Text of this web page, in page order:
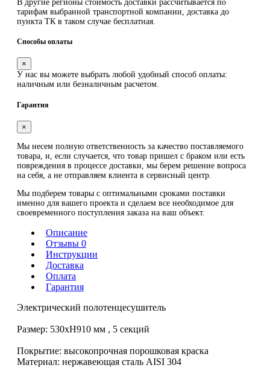
В другие регионы стоимость доставки рассчитывается по
тарифам выбранной транспортной компании, доставка до
пункта ТК в таком случае бесплатная
Способы оплаты
×
У нас вы можете выбрать любой удобный способ оплаты:
наличным или безналичным расчетом.
Гарантия
×
Мы несем полную ответственность за качество поставляемого
товара, и, если случается, что товар пришел с браком или есть
повреждения в процессе доставки, мы берем решение вопроса
на себя, а не отправляем клиента в сервисный центр.
Мы подберем товары с оптимальными сроками поставки
именно для вашего проекта и сделаем все необходимое для
своевременного поступления заказа на ваш объект.
Описание
Отзывы 0
Инструкции
Доставка
Оплата
Гарантия
Электрический полотенцесушитель
Размер: 530хH910 мм , 5 секций
Покрытие: высокопрочная порошковая краска
Материал: нержавеющая сталь AISI 304